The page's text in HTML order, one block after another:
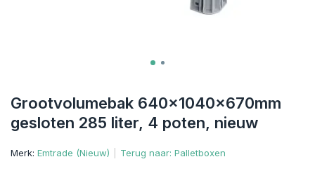
Grootvolumebak 640x1040x670mm
gesloten 285 liter, 4 poten, nieuw
Merk: Emtrade (Nieuw) Terug naar: Palletboxen